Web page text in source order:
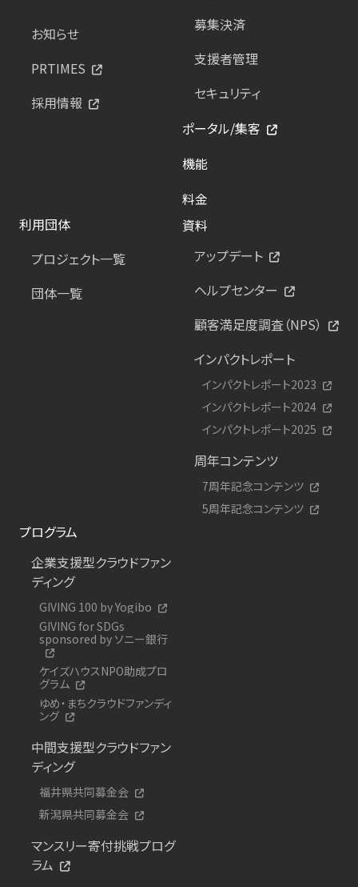
お知らせ
PRTIMES
採用情報
募集決済
支援者管理
セキュリティ
ポータル/集客
機能
料金
利用団体
プロジェクト一覧
団体一覧
資料
アップデート
ヘルプセンター
顧客満足度調査（NPS）
インパクトレポート
インパクトレポート2023
インパクトレポート2024
インパクトレポート2025
周年コンテンツ
7周年記念コンテンツ
5周年記念コンテンツ
プログラム
企業支援型クラウドファン
ディング
GIVING 100 by Yogibo
GIVING for SDGs
sponsored by ソニー銀行
ケイズハウスNPO助成プロ
グラム
ゆめ・まちクラウドファンディ
ング
中間支援型クラウドファン
ディング
福井県共同募金会
新潟県共同募金会
マンスリー寄付挑戦プログ
ラム